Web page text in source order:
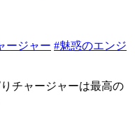
ージャー #魅惑のエンジ
チャージャーは最高の